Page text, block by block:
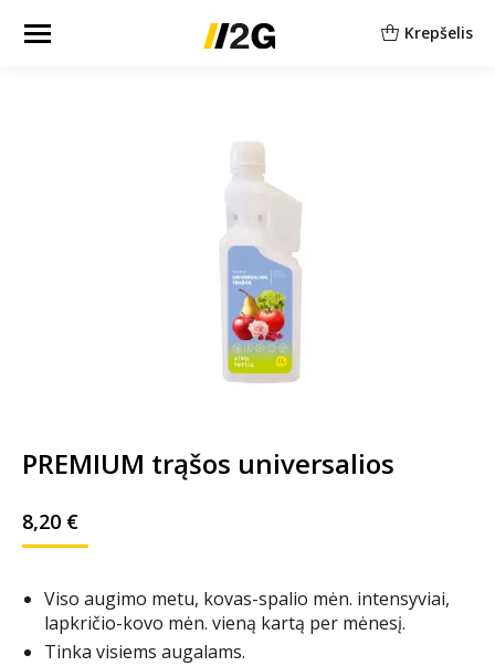
Krepšelis
PREMIUM trąšos universalios
8,20 €
Viso augimo metu, kovas-spalio mėn. intensyviai,
lapkričio-kovo mėn. vieną kartą per mėnesį.
Tinka visiems augalams.